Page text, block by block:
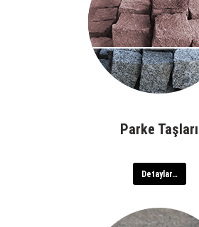
Parke Taşları
Detaylar…